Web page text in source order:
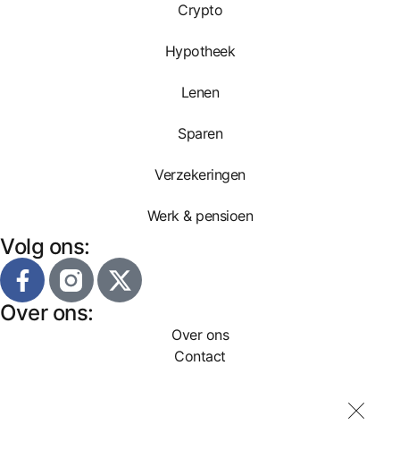
Crypto
Hypotheek
Lenen
Sparen
Verzekeringen
Werk & pensioen
Volg ons:
Over ons:
Over ons
Contact